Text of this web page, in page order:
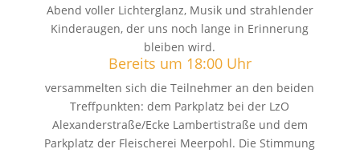
Abend voller Lichterglanz, Musik und strahlender
Kinderaugen, der uns noch lange in Erinnerung
bleiben wird.
Bereits um 18:00 Uhr
versammelten sich die Teilnehmer an den beiden
Treffpunkten: dem Parkplatz bei der LzO
Alexanderstraße/Ecke Lambertistraße und dem
Parkplatz der Fleischerei Meerpohl. Die Stimmung